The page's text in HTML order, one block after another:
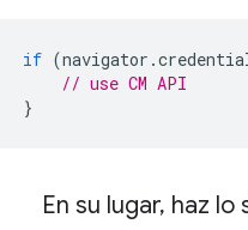
if (navigator .
// use CM API
}
En su lugar, haz lo